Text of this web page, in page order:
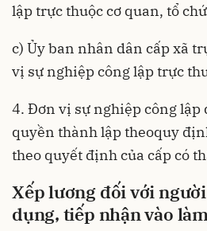
lập trực thuộc cơ quan, tổ
c) Ủy ban nhân dân cấp xã
vị sự nghiệp công lập trực
4. Đơn vị sự nghiệp công lập
quyền thành lập theoquy
theo quyết định của cấp có
Xếp lương đối với
dụng, tiếp nhận vào